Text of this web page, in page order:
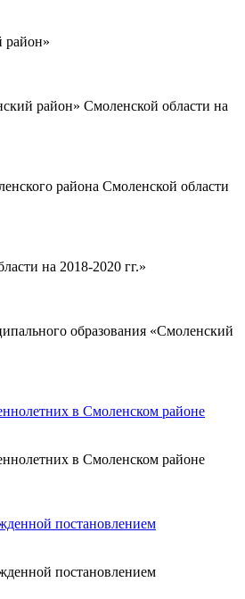
район»
район» Смоленской области на
района Смоленской области
на 2018-2020 гг.»
образования «Смоленский
в Смоленском районе
в Смоленском районе
постановлением
постановлением